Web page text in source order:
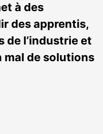
à des
des apprentis,
l’industrie et
mal de solutions